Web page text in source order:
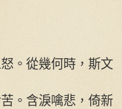
。從幾何時，斯文
。含淚噙悲，倚新